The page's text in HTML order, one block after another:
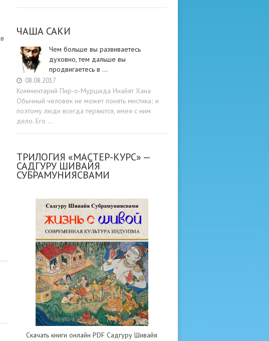
ЧАША САКИ
Чем больше вы развиваетесь
духовно, тем дальше вы
продвигаетесь в …
08.08.2017
Комментарий Пир-о-Муршида Инайят Хана
Обычный человек не может понять мистика; и
поэтому люди всегда теряются, имея с ним
дело. Его …
ТРИЛОГИЯ «МАСТЕР-КУРС» —
САДГУРУ ШИВАЙЯ
СУБРАМУНИЯСВАМИ
Скачать книги онлайн PDF Садгуру Шивайя